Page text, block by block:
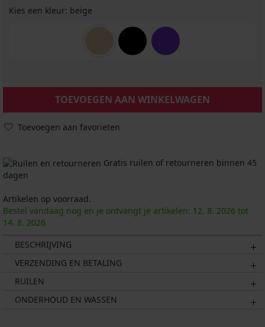
Kies een kleur: beige
TOEVOEGEN AAN WINKELWAGEN
Toevoegen aan favorieten
Gratis ruilen of retourneren binnen 45
dagen
Artikelen op voorraad.
Bestel vandaag nog en je ontvangt je artikelen: 12. 8. 2026 tot
14. 8. 2026
BESCHRIJVING
VERZENDING EN BETALING
RUILEN
ONDERHOUD EN WASSEN